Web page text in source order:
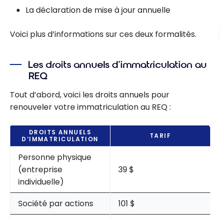
La déclaration de mise à jour annuelle
Voici plus d’informations sur ces deux formalités.
Les droits annuels d’immatriculation au
REQ
Tout d’abord, voici les droits annuels pour
renouveler votre immatriculation au REQ :
DROITS ANNUELS
D’IMMATRICULATION
TARIF
Personne physique
(entreprise
individuelle)
39 $
Société par actions
101 $